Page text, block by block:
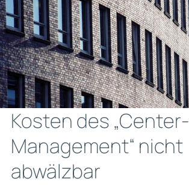
Kosten des „Center-
Management“ nicht
abwälzbar